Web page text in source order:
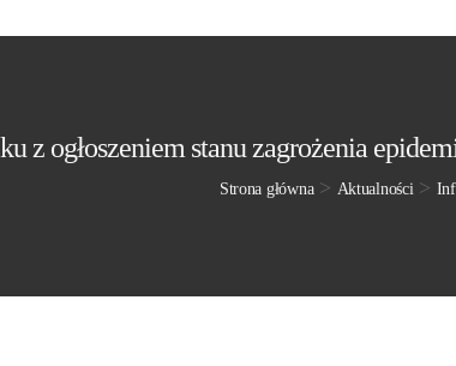
z ogłoszeniem stanu zagrożenia
Strona główna> Aktualności>